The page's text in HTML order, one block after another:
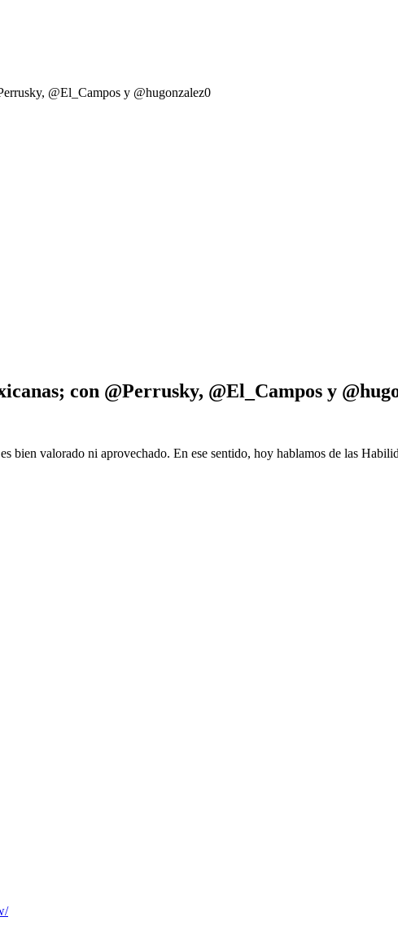
@El_Campos y @hugonzalez0
con @Perrusky, @El_Campos y
bien valorado ni aprovechado. En ese sentido, hoy hablamos de las